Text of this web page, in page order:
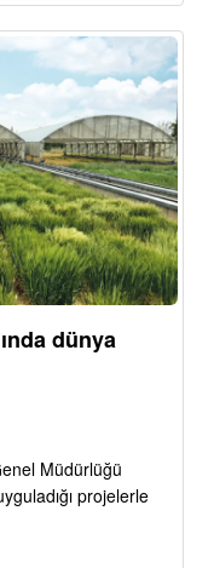
dünya
Müdürlüğü
projelerle